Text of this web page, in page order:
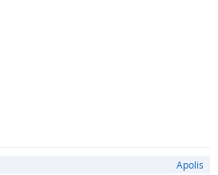
Apolis